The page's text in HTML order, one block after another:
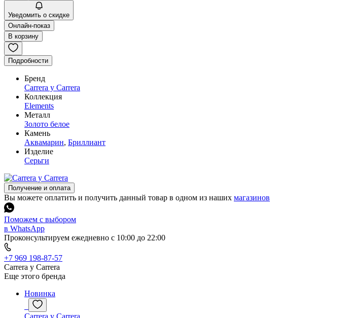
Уведомить о скидке
Онлайн-показ
В корзину
Подробности
Бренд
Carrera y Carrera
Коллекция
Elements
Металл
Золото белое
Камень
Аквамарин, Бриллиант
Изделие
Серьги
Получение и оплата
Вы можете оплатить и получить данный товар в одном из наших магазинов
Поможем с выбором
в WhatsApp
Проконсультируем ежедневно с 10:00 до 22:00
+7 969 198-87-57
Carrera y Carrera
Еще этого бренда
Новинка
Carrera y Carrera